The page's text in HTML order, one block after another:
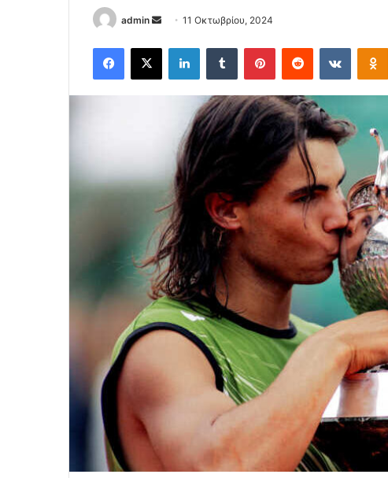
admin
Send
email
11 Οκτωβρίου, 2024
Facebook
X LinkedInTumblr PinterestReddit